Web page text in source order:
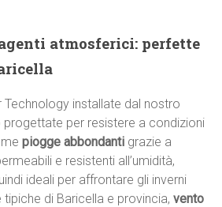
atmosferici: perfette
installate dal nostro
per resistere a condizioni
piogge abbondanti grazie a
e resistenti all’umidità,
ideali per affrontare gli inverni
di Baricella e provincia,vento